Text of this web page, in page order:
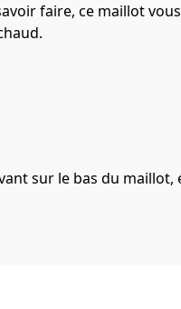
faire, ce maillot
sur le bas du